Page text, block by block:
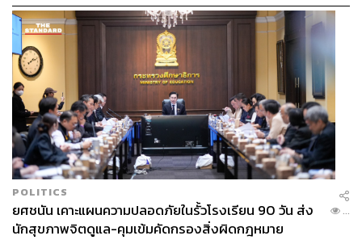
POLITICS
ยศชนัน เคาะแผนความปลอดภัยในรั้วโรงเรียน 90 วัน ส่ง
นักสุขภาพจิตดูแล-คุมเข้มคัดกรองสิ่งผิดกฎหมาย
...